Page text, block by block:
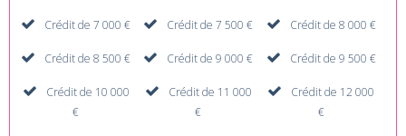
Crédit de 7 000 € Crédit de 7 500 € Crédit de 8 000 €
Crédit de 8 500 € Crédit de 9 000 € Crédit de 9 500 €
Crédit de 10 000
€
Crédit de 11 000
€
Crédit de 12 000
€